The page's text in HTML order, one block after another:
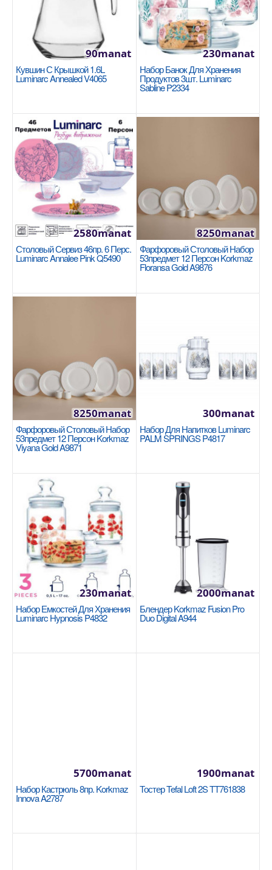
Availability
5
В Корзину
Добавь в сравнения
В избранные
Кастрюля 16x8cm / 1.8л Korkmaz Stella A2922
KORKMAZ
Availability
6
В Корзину
Добавь в сравнения
В избранные
Стеклянная крышка 20см Tefal Cocoon
04197720
Диаметр: 20 см Материал: Жаропрочное стекло,
В избранные
Кувшин С Крышкой 1.6L
Luminarc Annealed V4065
90manat
Набор Банок Для Хранения
Продуктов 3шт. Luminarc
Sabline P2334
230manat
Столовый Сервиз 46пр. 6 Перс.
Luminarc Annalee Pink Q5490
2580manat
Фарфоровый Столовый Набор
53предмет 12 Персон Korkmaz
Floransa Gold A9876
8250manat
Фарфоровый Столовый Набор
53предмет 12 Персон Korkmaz
Viyana Gold A9871
8250manat
Набор Для Напитков Luminarc
PALM SPRINGS P4817
300manat
Набор Емкостей Для Хранения
Luminarc Hypnosis P4832
230manat
Блендер Korkmaz Fusion Pro
Duo Digital A944
2000manat
Набор Кастрюль 8пр. Korkmaz
Innova A2787
5700manat
Тостер Tefal Loft 2S TT761838
1900manat